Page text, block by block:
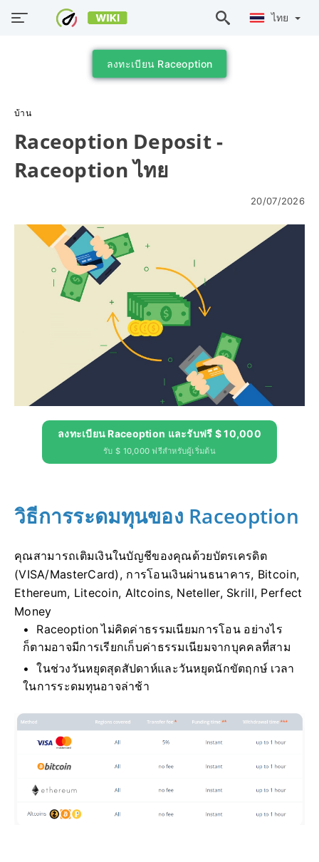
ไทย
ลงทะเบียน Raceoption
บ้าน
Raceoption Deposit -
Raceoption ไทย
20/07/2026
ลงทะเบียน Raceoption และรับฟรี $ 10,000
รับ $ 10,000 ฟรีสำหรับผู้เริ่มต้น
วิธีการระดมทุนของ Raceoption
คุณสามารถเติมเงินในบัญชีของคุณด้วยบัตรเครดิต
(VISA/MasterCard), การโอนเงินผ่านธนาคาร, Bitcoin,
Ethereum, Litecoin, Altcoins, Neteller, Skrill, Perfect
Money
Raceoption ไม่คิดค่าธรรมเนียมการโอน อย่างไร
ก็ตามอาจมีการเรียกเก็บค่าธรรมเนียมจากบุคคลที่สาม
ในช่วงวันหยุดสุดสัปดาห์และวันหยุดนักขัตฤกษ์ เวลา
ในการระดมทุนอาจล่าช้า